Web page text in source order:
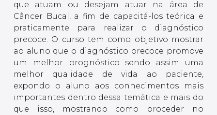
que atuam ou desejam atuar na área de
Câncer Bucal, a fim de capacitá-los teórica e
praticamente para realizar o diagnóstico
precoce. O curso tem como objetivo mostrar
ao aluno que o diagnóstico precoce promove
um melhor prognóstico sendo assim uma
melhor qualidade de vida ao paciente,
expondo o aluno aos conhecimentos mais
importantes dentro dessa temática e mais do
que isso, mostrando como proceder no